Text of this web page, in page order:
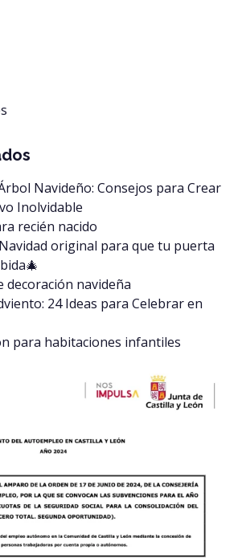
Navideño: Consejos para Crear
Inolvidable
recién nacido
original para que tu puerta
decoración navideña
24 Ideas para Celebrar en
para habitaciones infantiles